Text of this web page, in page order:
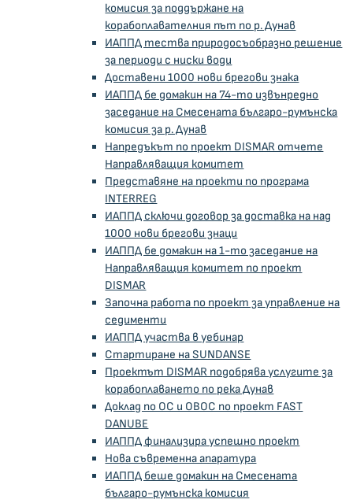
комисия за поддържане на
корабоплавателния път по р. Дунав
ИАППД тества природосъобразно решение
за периоди с ниски води
Доставени 1000 нови брегови знака
ИАППД бе домакин на 74-то извънредно
заседание на Смесената българо-румънска
комисия за р. Дунав
Напредъкът по проект DISMAR отчете
Направляващия комитет
Представяне на проекти по програма
INTERREG
ИАППД сключи договор за доставка на над
1000 нови брегови знаци
ИАППД бе домакин на 1-то заседание на
Направляващия комитет по проект
DISMAR
Започна работа по проект за управление на
седименти
ИАППД участва в уебинар
Стартиране на SUNDANSE
Проектът DISMAR подобрява услугите за
корабоплаването по река Дунав
Доклад по ОС и ОВОС по проект FAST
DANUBE
ИАППД финализира успешно проект
Нова съвременна апаратура
ИАППД беше домакин на Смесената
българо-румънска комисия